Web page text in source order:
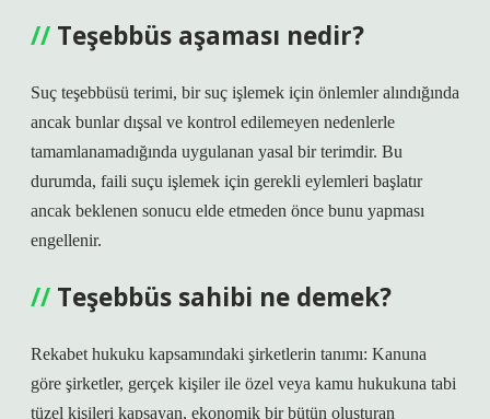
Teşebbüs aşaması nedir?
Suç teşebbüsü terimi, bir suç işlemek için önlemler alındığında
ancak bunlar dışsal ve kontrol edilemeyen nedenlerle
tamamlanamadığında uygulanan yasal bir terimdir. Bu
durumda, faili suçu işlemek için gerekli eylemleri başlatır
ancak beklenen sonucu elde etmeden önce bunu yapması
engellenir.
Teşebbüs sahibi ne demek?
Rekabet hukuku kapsamındaki şirketlerin tanımı: Kanuna
göre şirketler, gerçek kişiler ile özel veya kamu hukukuna tabi
tüzel kişileri kapsayan, ekonomik bir bütün oluşturan